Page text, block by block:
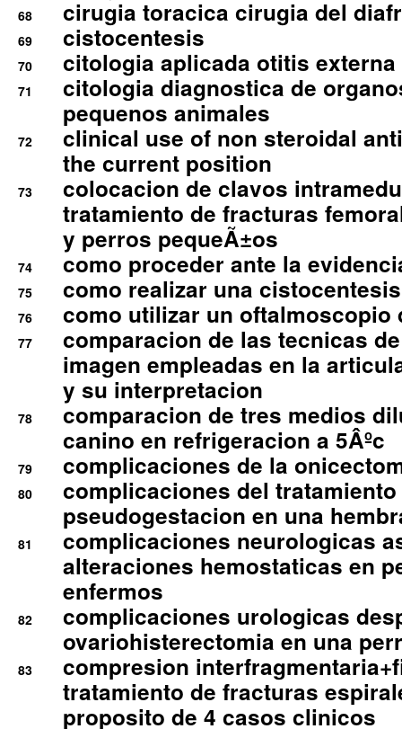
68 cirugia toracica cirugia del
69 cistocentesis
70 citologia aplicada otitis externa
71
citologia diagnostica de
pequenos animales
72
clinical use of non steroidal
the current position
73
colocacion de clavos
tratamiento de fracturas
y perros pequeÃ±os
74 como proceder ante la
75 como realizar una
76 como utilizar un oftalmoscopio
77
comparacion de las tecnicas
imagen empleadas en la
y su interpretacion
78
comparacion de tres medios
canino en refrigeracion a 5Âºc
79 complicaciones de la
80
complicaciones del
pseudogestacion en una
81
complicaciones neurologicas
alteraciones hemostaticas en
enfermos
82
complicaciones urologicas
ovariohisterectomia en una
83
compresion
tratamiento de fracturas
proposito de 4 casos clinicos